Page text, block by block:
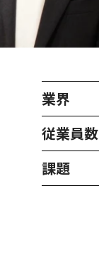
業界
従業員数
課題